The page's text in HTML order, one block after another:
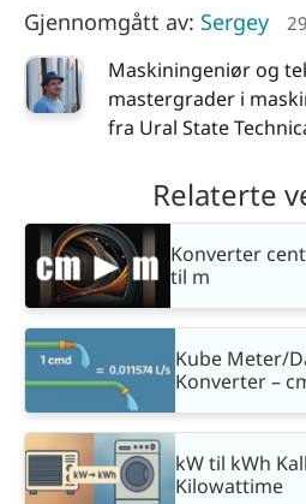
Gjennomgått av: Sergey
Maskiningeniør og
mastergrader i
fra Ural State
Relaterte
Konverter
til m
Kube Meter/
Konverter –
kW til kWh
Kilowattime